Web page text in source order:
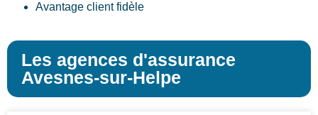
Avantage client fidèle
Les agences d'assurance
Avesnes-sur-Helpe